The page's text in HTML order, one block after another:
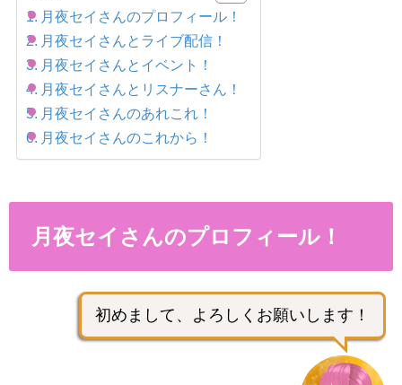
月夜セイさんのプロフィール！
月夜セイさんとライブ配信！
月夜セイさんとイベント！
月夜セイさんとリスナーさん！
月夜セイさんのあれこれ！
月夜セイさんのこれから！
月夜セイさんのプロフィール！
初めまして、よろしくお願いします！